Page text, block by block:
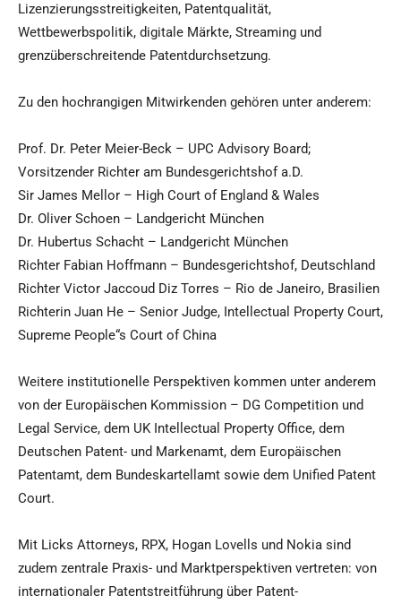
Lizenzierungsstreitigkeiten, Patentqualität,
Wettbewerbspolitik, digitale Märkte, Streaming und
grenzüberschreitende Patentdurchsetzung.
Zu den hochrangigen Mitwirkenden gehören unter anderem:
Prof. Dr. Peter Meier-Beck – UPC Advisory Board;
Vorsitzender Richter am Bundesgerichtshof a.D.
Sir James Mellor – High Court of England & Wales
Dr. Oliver Schoen – Landgericht München
Dr. Hubertus Schacht – Landgericht München
Richter Fabian Hoffmann – Bundesgerichtshof, Deutschland
Richter Victor Jaccoud Diz Torres – Rio de Janeiro, Brasilien
Richterin Juan He – Senior Judge, Intellectual Property Court,
Supreme People“s Court of China
Weitere institutionelle Perspektiven kommen unter anderem
von der Europäischen Kommission – DG Competition und
Legal Service, dem UK Intellectual Property Office, dem
Deutschen Patent- und Markenamt, dem Europäischen
Patentamt, dem Bundeskartellamt sowie dem Unified Patent
Court.
Mit Licks Attorneys, RPX, Hogan Lovells und Nokia sind
zudem zentrale Praxis- und Marktperspektiven vertreten: von
internationaler Patentstreitführung über Patent-